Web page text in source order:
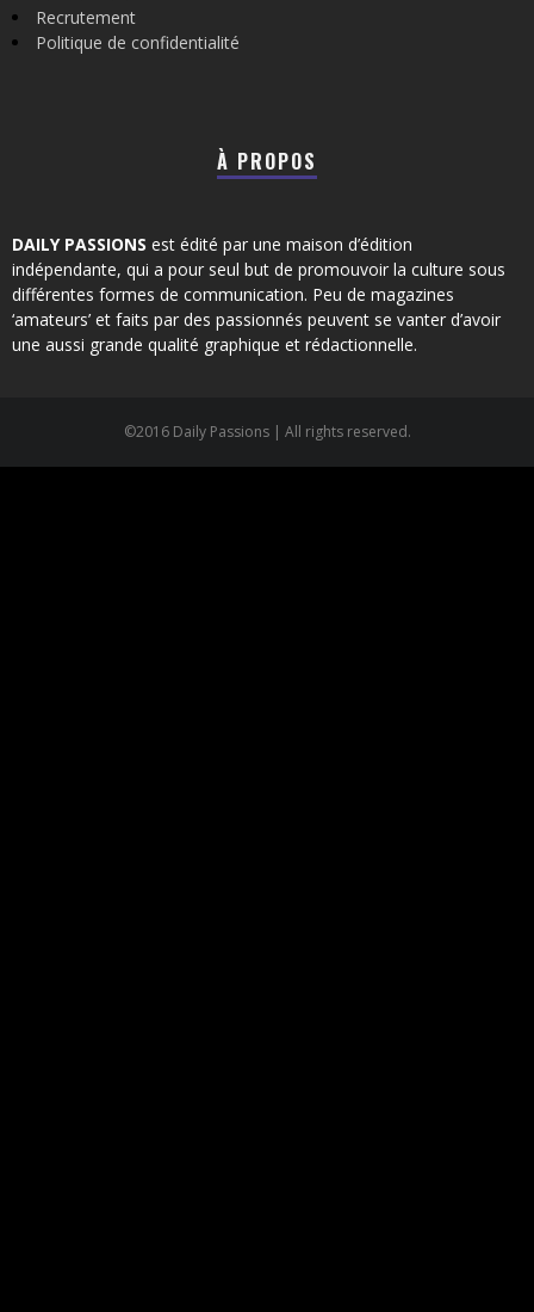
Recrutement
Politique de confidentialité
À PROPOS
DAILY PASSIONS est édité par une maison d’édition
indépendante, qui a pour seul but de promouvoir la culture sous
différentes formes de communication. Peu de magazines
‘amateurs’ et faits par des passionnés peuvent se vanter d’avoir
une aussi grande qualité graphique et rédactionnelle.
©2016 Daily Passions | All rights reserved.